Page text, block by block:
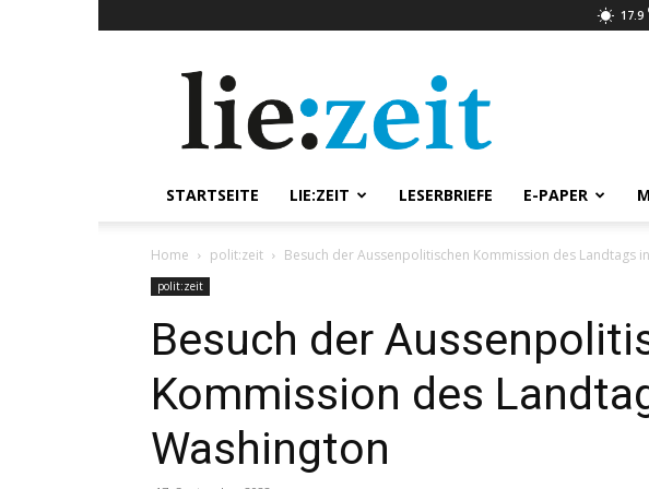
17.9
STARTSEITE LIE:ZEIT LESERBRIEFE E-PAPER
Home polit:zeit Besuch der Aussenpolitischen Kommission des Landtags
polit:zeit
Besuch der
Kommission des
Washington